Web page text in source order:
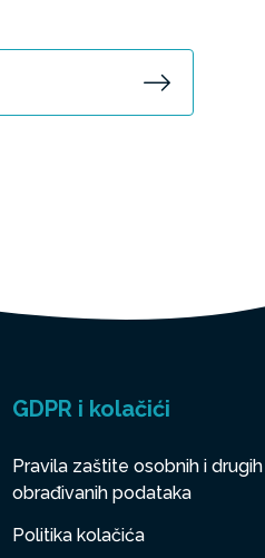
GDPR i kolačići
Pravila zaštite osobnih i drugih
obrađivanih podataka
Politika kolačića